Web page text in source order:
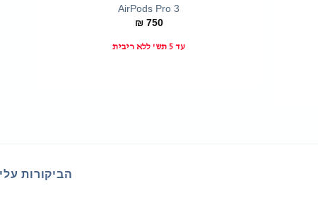
AirPods Pro 3
₪750
עד 5 תש' ללא ריבית
הביקורות